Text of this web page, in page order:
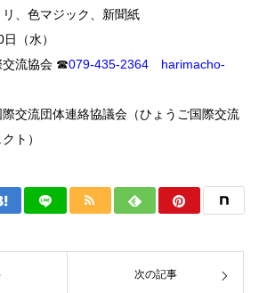
、色マジック、新聞紙
（水）
流協会 ☎079-435-2364
harimacho-
交流団体連絡協議会（ひょうご国際交流
ト）
次の記事